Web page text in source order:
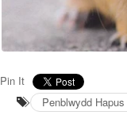
Pin It
Penblwydd Hapus